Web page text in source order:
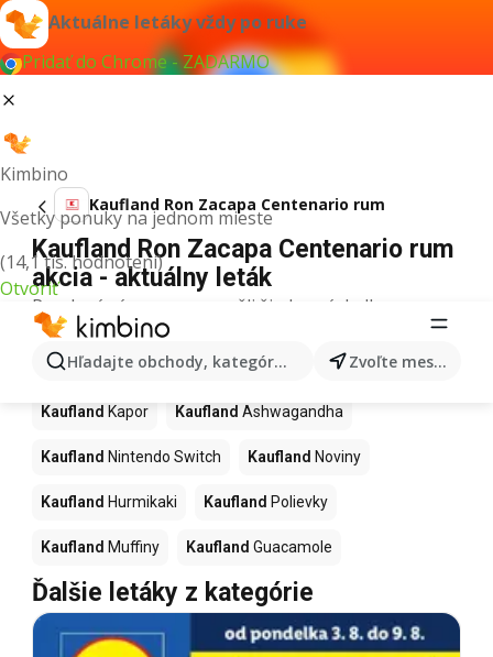
Aktuálne letáky vždy po ruke
Pridať do Chrome - ZADARMO
Kimbino
Všetky ponuky na jednom mieste
(14,1 tis. hodnotení)
Otvoriť
Hľadajte obchody, kategórie, produkty... Zvoľte mesto
Kaufland Ron Zacapa Centenario rum
Kaufland Ron Zacapa Centenario rum
akcia - aktuálny leták
Pre daný výraz sme nenašli žiadne výsledky.
Ďalšie produkty v obchodoch
Kaufland
Kaufland Kapor Kaufland Ashwagandha
Kaufland Nintendo Switch Kaufland Noviny
Kaufland Hurmikaki Kaufland Polievky
Kaufland Muffiny Kaufland Guacamole
Ďalšie letáky z kategórie